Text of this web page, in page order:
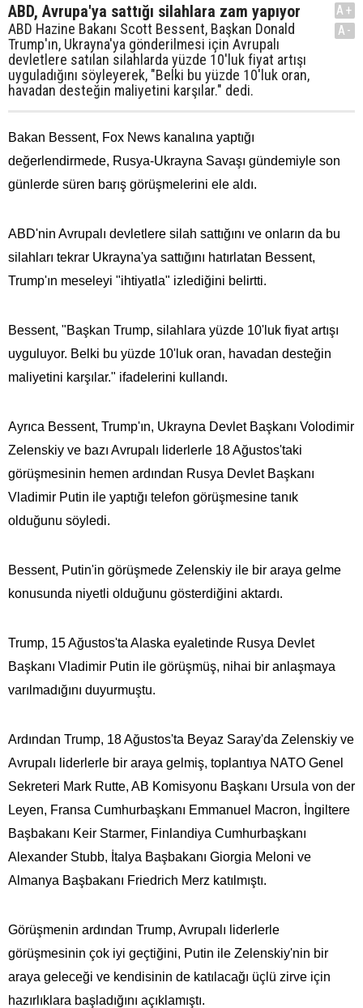
ABD, Avrupa'ya sattığı silahlara zam yapıyor
ABD Hazine Bakanı Scott Bessent, Başkan Donald
Trump'ın, Ukrayna'ya gönderilmesi için Avrupalı
devletlere satılan silahlarda yüzde 10'luk fiyat artışı
uyguladığını söyleyerek, "Belki bu yüzde 10'luk oran,
havadan desteğin maliyetini karşılar." dedi.
A+
A-
Bakan Bessent, Fox News kanalına yaptığı
değerlendirmede, Rusya-Ukrayna Savaşı gündemiyle son
günlerde süren barış görüşmelerini ele aldı.
ABD'nin Avrupalı devletlere silah sattığını ve onların da bu
silahları tekrar Ukrayna'ya sattığını hatırlatan Bessent,
Trump'ın meseleyi "ihtiyatla" izlediğini belirtti.
Bessent, "Başkan Trump, silahlara yüzde 10'luk fiyat artışı
uyguluyor. Belki bu yüzde 10'luk oran, havadan desteğin
maliyetini karşılar." ifadelerini kullandı.
Ayrıca Bessent, Trump'ın, Ukrayna Devlet Başkanı Volodimir
Zelenskiy ve bazı Avrupalı liderlerle 18 Ağustos'taki
görüşmesinin hemen ardından Rusya Devlet Başkanı
Vladimir Putin ile yaptığı telefon görüşmesine tanık
olduğunu söyledi.
Bessent, Putin'in görüşmede Zelenskiy ile bir araya gelme
konusunda niyetli olduğunu gösterdiğini aktardı.
Trump, 15 Ağustos'ta Alaska eyaletinde Rusya Devlet
Başkanı Vladimir Putin ile görüşmüş, nihai bir anlaşmaya
varılmadığını duyurmuştu.
Ardından Trump, 18 Ağustos'ta Beyaz Saray'da Zelenskiy ve
Avrupalı liderlerle bir araya gelmiş, toplantıya NATO Genel
Sekreteri Mark Rutte, AB Komisyonu Başkanı Ursula von der
Leyen, Fransa Cumhurbaşkanı Emmanuel Macron, İngiltere
Başbakanı Keir Starmer, Finlandiya Cumhurbaşkanı
Alexander Stubb, İtalya Başbakanı Giorgia Meloni ve
Almanya Başbakanı Friedrich Merz katılmıştı.
Görüşmenin ardından Trump, Avrupalı liderlerle
görüşmesinin çok iyi geçtiğini, Putin ile Zelenskiy'nin bir
araya geleceği ve kendisinin de katılacağı üçlü zirve için
hazırlıklara başladığını açıklamıştı.